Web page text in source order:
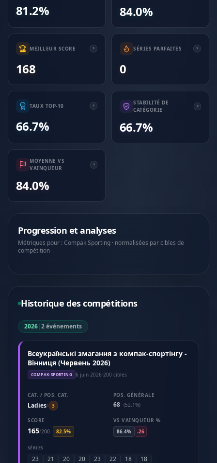
81.2% 84.0%
MEILLEUR SCORE
168
SÉRIES PARFAITES
0
TAUX TOP-10
66.7%
STABILITÉ DE
CATÉGORIE
66.7%
MOYENNE VS
VAINQUEUR
84.0%
Progression et analyses
Métriques pour : Compak Sporting · normalisées par cibles de
compétition
Historique des compétitions
2026|2 événements
Всеукраїнські змагання з компак-спортінгу -
Вінниця (Червень 2026)
COMPAK-SPORTING 6 juin 2026·200 cibles
CAT. / POS. CAT.
Ladies/ 3
POS. GÉNÉRALE
68 (52.1%)
SCORE
165/200 82.5%
VS VAINQUEUR %
86.4%
-26
SÉRIES
23 21 20 20 23 22 18 18